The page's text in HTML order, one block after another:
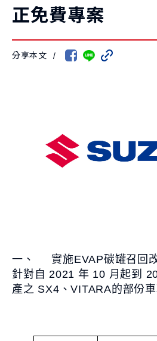
NT$730,000起
預約試乘 線上賞車
購車試算
最新消息
正免費專案
分享本文 /
一、 實施EVAP碳罐召回
針對自 2021 年 10 月起到
產之 SX4、VITARA的部份車